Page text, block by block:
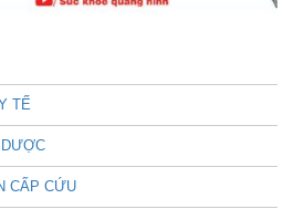
TẾ
CẤP CỨU